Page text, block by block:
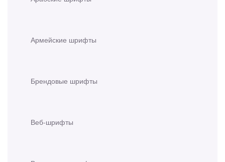
Армейские шрифты
Брендовые шрифты
Веб-шрифты